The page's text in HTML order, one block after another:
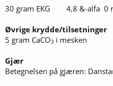
30 gram EKG 4,8 &-alfa 0
Øvrige krydde/tilsetninger
5 gram CaCO3 i mesken
Gjær
Betegnelsen på gjæren: